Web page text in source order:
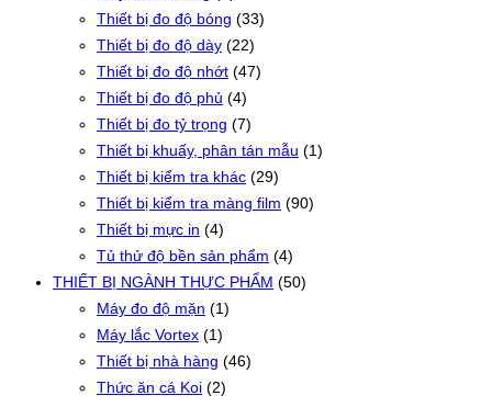
Thiết bị đo độ bóng (33)
Thiết bị đo độ dày (22)
Thiết bị đo độ nhớt (47)
Thiết bị đo độ phủ (4)
Thiết bị đo tỷ trọng (7)
Thiết bị khuấy, phân tán mẫu (1)
Thiết bị kiểm tra khác (29)
Thiết bị kiểm tra màng film (90)
Thiết bị mực in (4)
Tủ thử độ bền sản phẩm (4)
THIẾT BỊ NGÀNH THỰC PHẨM (50)
Máy đo độ mặn (1)
Máy lắc Vortex (1)
Thiết bị nhà hàng (46)
Thức ăn cá Koi (2)